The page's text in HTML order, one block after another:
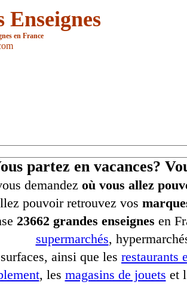
Enseignes
en France
partez en vacances?
demandez où vous allez
pouvoir retrouvez vos
23662 grandes enseignes en
supermarchés,
ainsi que les restaurants
, les magasins de jouets et